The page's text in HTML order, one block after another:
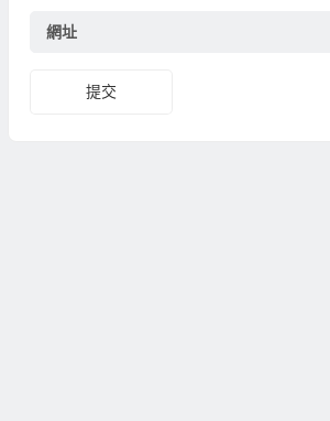
網址
提交